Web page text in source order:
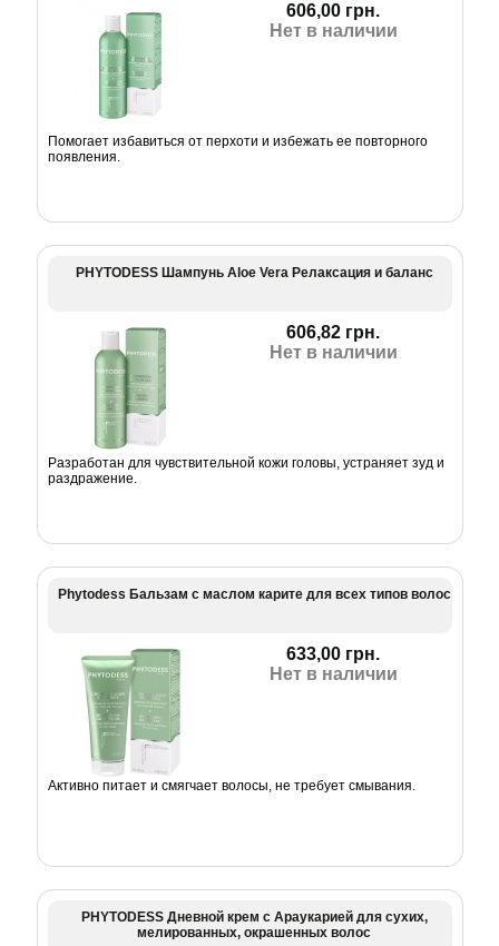
606,00 грн.
Нет в наличии
Помогает избавиться от перхоти и избежать ее повторного
появления.
PHYTODESS Шампунь Aloe Vera Релаксация и баланс
606,82 грн.
Нет в наличии
Разработан для чувствительной кожи головы, устраняет зуд и
раздражение.
Phytodess Бальзам с маслом карите для всех типов волос
633,00 грн.
Нет в наличии
Активно питает и смягчает волосы, не требует смывания.
PHYTODESS Дневной крем с Араукарией для сухих,
мелированных, окрашенных волос